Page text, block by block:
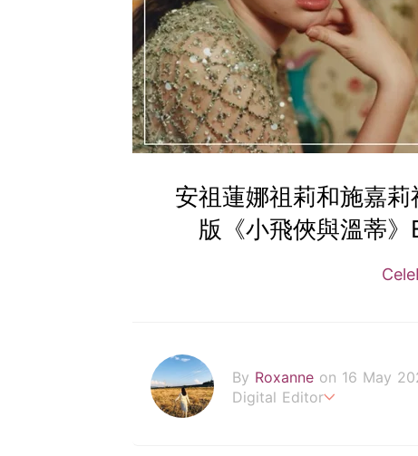
安祖蓮娜祖莉和施嘉
版《小飛俠與溫蒂
By Roxanne on 16 May
Digital Editor